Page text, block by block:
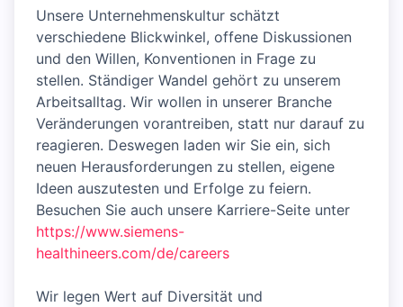
Unsere Unternehmenskultur schätzt
verschiedene Blickwinkel, offene Diskussionen
und den Willen, Konventionen in Frage zu
stellen. Ständiger Wandel gehört zu unserem
Arbeitsalltag. Wir wollen in unserer Branche
Veränderungen vorantreiben, statt nur darauf zu
reagieren. Deswegen laden wir Sie ein, sich
neuen Herausforderungen zu stellen, eigene
Ideen auszutesten und Erfolge zu feiern.
Besuchen Sie auch unsere Karriere-Seite unter
https://www.siemens-
healthineers.com/de/careers
Wir legen Wert auf Diversität und